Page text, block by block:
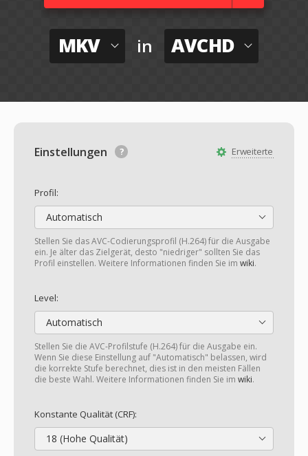
MKV in AVCHD
Erweiterte
Einstellungen
Profil:
Automatisch
Stellen Sie das AVC-Codierungsprofil (H.264) für die Ausgabe
ein. Je älter das Zielgerät, desto "niedriger" sollten Sie das
Profil einstellen. Weitere Informationen finden Sie im wiki.
Level:
Automatisch
Stellen Sie die AVC-Profilstufe (H.264) für die Ausgabe ein.
Wenn Sie diese Einstellung auf "Automatisch" belassen, wird
die korrekte Stufe berechnet, dies ist in den meisten Fällen
die beste Wahl. Weitere Informationen finden Sie im wiki.
Konstante Qualität (CRF):
18 (Hohe Qualität)